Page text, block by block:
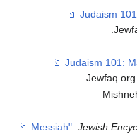
.
Jewfaq.org
.
.Jewish